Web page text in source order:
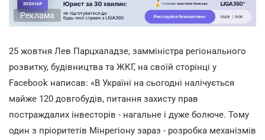
Реклама
25 жовтня Лев Парцхаладзе, замміністра регіонального
розвитку, будівництва та ЖКГ, на своїй сторінці у
Facebook написав: «В Україні на сьогодні налічується
майже 120 довгобудів, питання захисту прав
постраждалих інвесторів - нагальне і дуже болюче. Тому
один з пріоритетів Мінрегіону зараз - розробка механізмів